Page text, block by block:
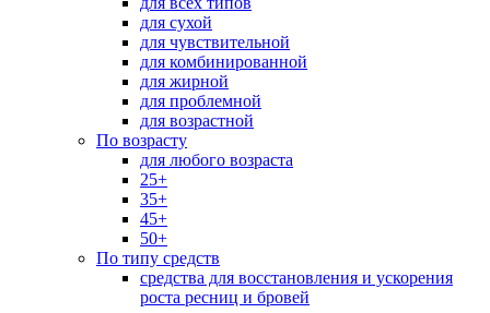
для сухой
для чувствительной
для комбинированной
для жирной
для проблемной
для возрастной
По возрасту
для любого возраста
25+
35+
45+
50+
По типу средств
средства для восстановления и ускорения
роста ресниц и бровей